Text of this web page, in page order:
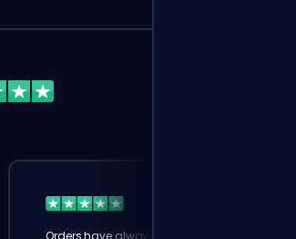
Orders have always been